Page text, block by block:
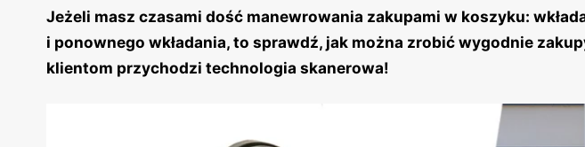
Jeżeli masz czasami dość manewrowania zakupami w koszyku:
i ponownego wkładania, to sprawdź, jak można zrobić wygodnie
klientom przychodzi technologia skanerowa!